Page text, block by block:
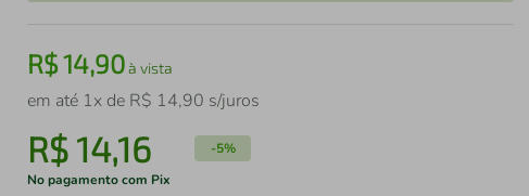
R$14,90à vista
em até 1x de R$ 14,90 s/juros
R$14,16 -5%
No pagamento com Pix